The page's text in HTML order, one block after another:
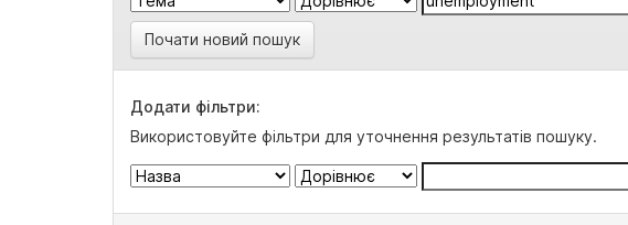
Почати новий пошук
Додати фільтри:
Використовуйте фільтри для уточнення результатів пошуку.